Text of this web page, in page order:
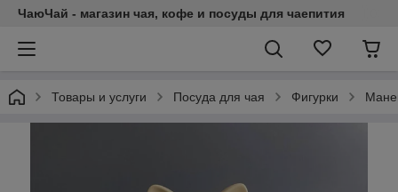
ЧаюЧай - магазин чая, кофе и посуды для чаепития
Товары и услуги Посуда для чая Фигурки